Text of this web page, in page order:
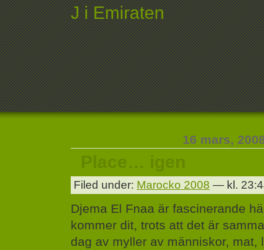
J i Emiraten
16 mars,
Place… igen
Filed under: Marocko 2008 — kl.
Djema El Fnaa är fascinerande
kommer dit, trots att det är
dag av myller av människor, mat,